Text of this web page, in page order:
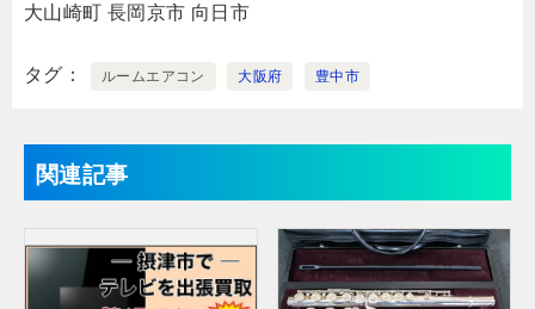
大山崎町 長岡京市 向日市
タグ ルームエアコン 大阪府 豊中市
関連記事